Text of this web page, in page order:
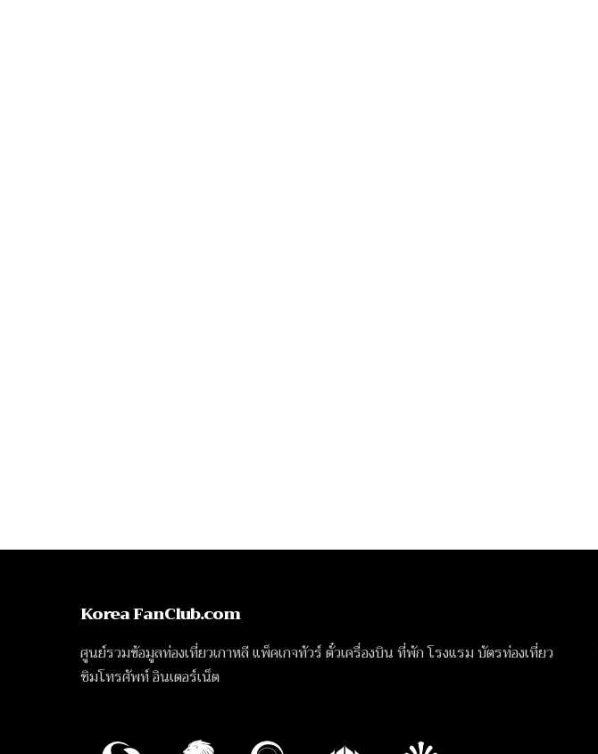
Korea FanClub.com
ศูนย์รวมข้อมูลท่องเที่ยวเกาหลี แพ็คเกจทัวร์ ตั๋วเครื่องบิน ที่พัก โรงแรม บัตรท่องเที่ยว
ซิมโทรศัพท์ อินเตอร์เน็ต